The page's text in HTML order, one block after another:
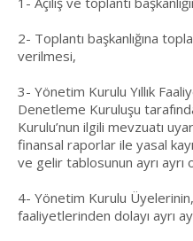
2- Toplantı başkanlığına
verilmesi,
3- Yönetim Kurulu Yıllık
Denetleme Kuruluşu
Kurulu’nun ilgili mevzuatı
finansal raporlar ile yasal
ve gelir tablosunun ayrı ayrı
4- Yönetim Kurulu
faaliyetlerinden dolayı ayrı